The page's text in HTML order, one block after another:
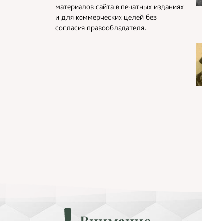
материалов сайта в печатных изданиях
и для коммерческих целей без
согласия правообладателя.